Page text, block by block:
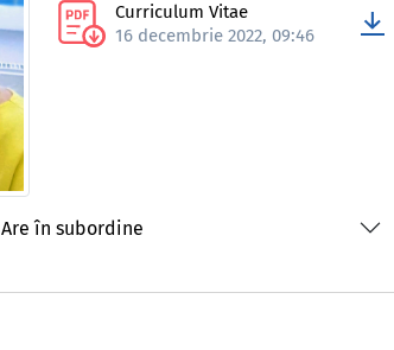
Curriculum Vitae
16 decembrie 2022, 09:46
Are în subordine